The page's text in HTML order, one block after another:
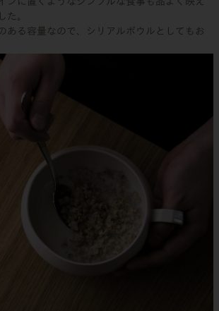
た。
ある容量なので、シリアルボウルとしてもお